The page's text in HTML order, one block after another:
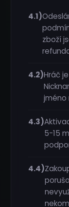
4.1)
zboží
4.2)Hráč
jméno
4.3)
5-15
4.4)